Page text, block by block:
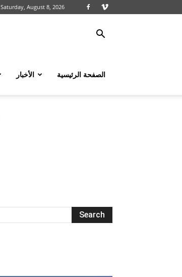
Saturday, August 8, 2026
الأخبار الصفحة الرئيسية